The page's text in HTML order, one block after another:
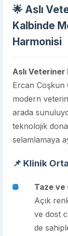
🌟 Aslı
Kalbinde
Harmonisi
Aslı Veteriner
Ercan Coşkun
modern
arada
teknolojik
selamlamaya
📌 Klinik
Taze ve
Açık
ve dost
de